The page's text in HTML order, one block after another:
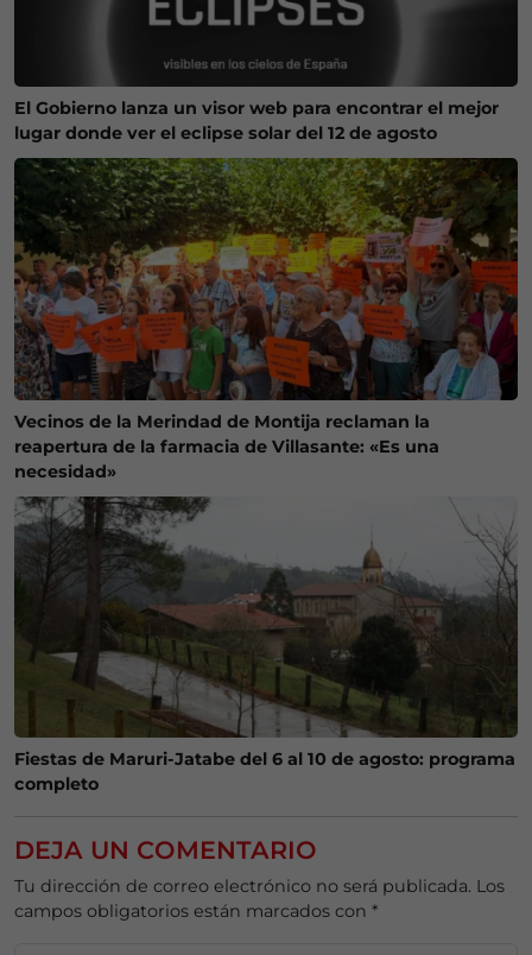
El Gobierno lanza un visor web para encontrar el mejor
lugar donde ver el eclipse solar del 12 de agosto
Vecinos de la Merindad de Montija reclaman la
reapertura de la farmacia de Villasante: «Es una
necesidad»
Fiestas de Maruri-Jatabe del 6 al 10 de agosto: programa
completo
DEJA UN COMENTARIO
Tu dirección de correo electrónico no será publicada. Los
campos obligatorios están marcados con *